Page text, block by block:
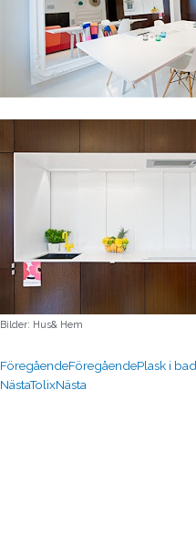
Bilder: Hus& Hem
FöregåendeFöregåendePlask i
NästaTolixNästa